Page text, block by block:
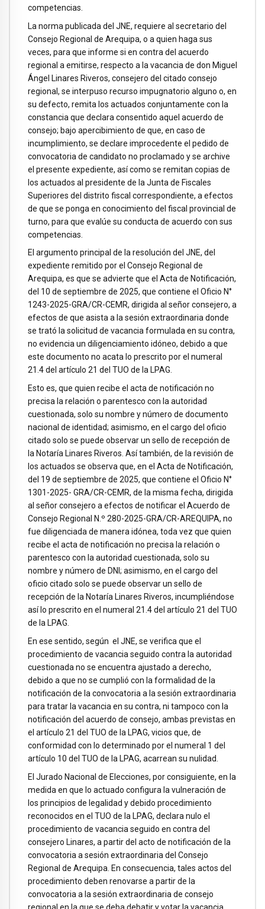
competencias.
La norma publicada del JNE, requiere al secretario del
Consejo Regional de Arequipa, o a quien haga sus
veces, para que informe si en contra del acuerdo
regional a emitirse, respecto a la vacancia de don Miguel
Ángel Linares Riveros, consejero del citado consejo
regional, se interpuso recurso impugnatorio alguno o, en
su defecto, remita los actuados conjuntamente con la
constancia que declara consentido aquel acuerdo de
consejo; bajo apercibimiento de que, en caso de
incumplimiento, se declare improcedente el pedido de
convocatoria de candidato no proclamado y se archive
el presente expediente, así como se remitan copias de
los actuados al presidente de la Junta de Fiscales
Superiores del distrito fiscal correspondiente, a efectos
de que se ponga en conocimiento del fiscal provincial de
turno, para que evalúe su conducta de acuerdo con sus
competencias.
El argumento principal de la resolución del JNE, del
expediente remitido por el Consejo Regional de
Arequipa, es que se advierte que el Acta de Notificación,
del 10 de septiembre de 2025, que contiene el Oficio N°
1243-2025-GRA/CR-CEMR, dirigida al señor consejero, a
efectos de que asista a la sesión extraordinaria donde
se trató la solicitud de vacancia formulada en su contra,
no evidencia un diligenciamiento idóneo, debido a que
este documento no acata lo prescrito por el numeral
21.4 del artículo 21 del TUO de la LPAG.
Esto es, que quien recibe el acta de notificación no
precisa la relación o parentesco con la autoridad
cuestionada, solo su nombre y número de documento
nacional de identidad; asimismo, en el cargo del oficio
citado solo se puede observar un sello de recepción de
la Notaría Linares Riveros. Así también, de la revisión de
los actuados se observa que, en el Acta de Notificación,
del 19 de septiembre de 2025, que contiene el Oficio N°
1301-2025- GRA/CR-CEMR, de la misma fecha, dirigida
al señor consejero a efectos de notificar el Acuerdo de
Consejo Regional N.º 280-2025-GRA/CR-AREQUIPA, no
fue diligenciada de manera idónea, toda vez que quien
recibe el acta de notificación no precisa la relación o
parentesco con la autoridad cuestionada, solo su
nombre y número de DNI; asimismo, en el cargo del
oficio citado solo se puede observar un sello de
recepción de la Notaría Linares Riveros, incumpliéndose
así lo prescrito en el numeral 21.4 del artículo 21 del TUO
de la LPAG.
En ese sentido, según el JNE, se verifica que el
procedimiento de vacancia seguido contra la autoridad
cuestionada no se encuentra ajustado a derecho,
debido a que no se cumplió con la formalidad de la
notificación de la convocatoria a la sesión extraordinaria
para tratar la vacancia en su contra, ni tampoco con la
notificación del acuerdo de consejo, ambas previstas en
el artículo 21 del TUO de la LPAG, vicios que, de
conformidad con lo determinado por el numeral 1 del
artículo 10 del TUO de la LPAG, acarrean su nulidad.
El Jurado Nacional de Elecciones, por consiguiente, en la
medida en que lo actuado configura la vulneración de
los principios de legalidad y debido procedimiento
reconocidos en el TUO de la LPAG, declara nulo el
procedimiento de vacancia seguido en contra del
consejero Linares, a partir del acto de notificación de la
convocatoria a sesión extraordinaria del Consejo
Regional de Arequipa. En consecuencia, tales actos del
procedimiento deben renovarse a partir de la
convocatoria a la sesión extraordinaria de consejo
regional en la que se deba debatir y votar la vacancia